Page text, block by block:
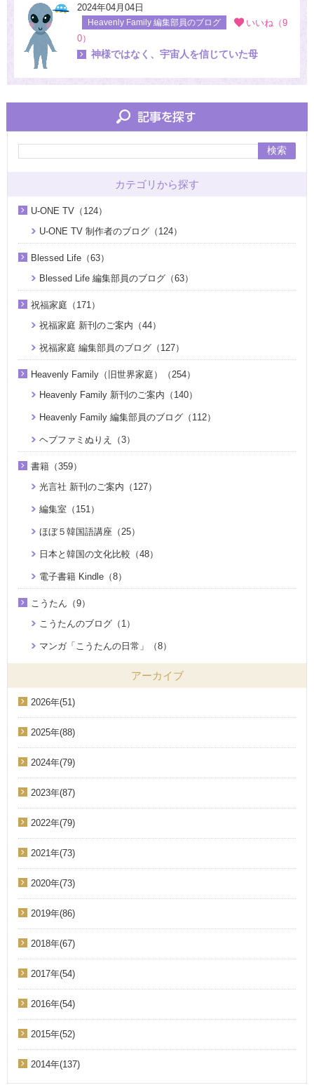
2024年04月04日
Heavenly Family 編集部員のブログ
いいね（9
0）
神様ではなく、宇宙人を信じていた母
検索
カテゴリから探す
U-ONE TV（124）
U-ONE TV 制作者のブログ（124）
Blessed Life（63）
Blessed Life 編集部員のブログ（63）
祝福家庭（171）
祝福家庭 新刊のご案内（44）
祝福家庭 編集部員のブログ（127）
Heavenly Family（旧世界家庭）（254）
Heavenly Family 新刊のご案内（140）
Heavenly Family 編集部員のブログ（112）
ヘブファミぬりえ（3）
書籍（359）
光言社 新刊のご案内（127）
編集室（151）
ほぼ５韓国語講座（25）
日本と韓国の文化比較（48）
電子書籍 Kindle（8）
こうたん（9）
こうたんのブログ（1）
マンガ「こうたんの日常」（8）
アーカイブ
2026年(51)
2025年(88)
2024年(79)
2023年(87)
2022年(79)
2021年(73)
2020年(73)
2019年(86)
2018年(67)
2017年(54)
2016年(54)
2015年(52)
2014年(137)